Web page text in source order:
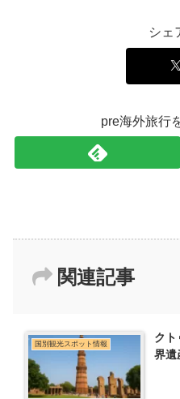
シェ
pre海外旅行
関連記事
国別観光スポット情報
クト
界遺